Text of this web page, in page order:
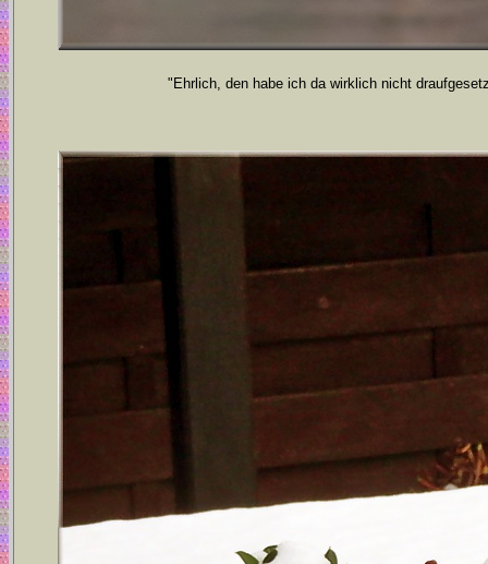
"Ehrlich, den habe ich da wirklich nicht